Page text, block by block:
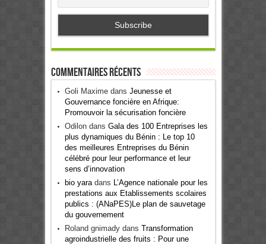
Commentaires récents
Goli Maximedans Jeunesse et
Gouvernance foncière en Afrique:
Promouvoir la sécurisation foncière
Odilondans Gala des 100 Entreprises les
plus dynamiques du Bénin : Le top 10
des meilleures Entreprises du Bénin
célébré pour leur performance et leur
sens d’innovation
bio yaradans
L’Agence nationale pour les
prestations aux Etablissements scolaires
publics : (ANaPES)Le plan de sauvetage
du gouvernement
Roland gnimadydans Transformation
agroindustrielle des fruits : Pour une